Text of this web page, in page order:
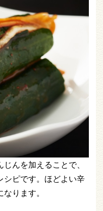
んを加えることで、
シピです。ほどよい辛
ります。